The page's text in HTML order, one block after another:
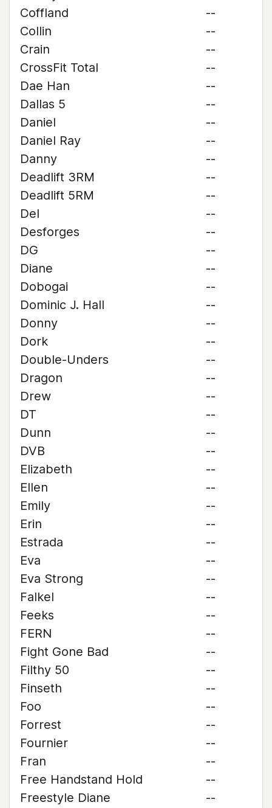
Coffland
--
Collin
--
Crain
--
CrossFit Total
--
Dae Han
--
Dallas 5
--
Daniel
--
Daniel Ray
--
Danny
--
Deadlift 3RM
--
Deadlift 5RM
--
Del
--
Desforges
--
DG
--
Diane
--
Dobogai
--
Dominic J. Hall
--
Donny
--
Dork
--
Double-Unders
--
Dragon
--
Drew
--
DT
--
Dunn
--
DVB
--
Elizabeth
--
Ellen
--
Emily
--
Erin
--
Estrada
--
Eva
--
Eva Strong
--
Falkel
--
Feeks
--
FERN
--
Fight Gone Bad
--
Filthy 50
--
Finseth
--
Foo
--
Forrest
--
Fournier
--
Fran
--
Free Handstand Hold
--
Freestyle Diane
--